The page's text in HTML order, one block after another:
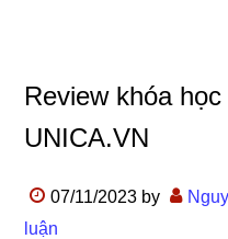
Review khóa
UNICA.VN
07/11/2023 by
luận